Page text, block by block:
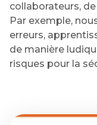
collaborateurs,
Par exemple,
erreurs,
de manière
risques pour la